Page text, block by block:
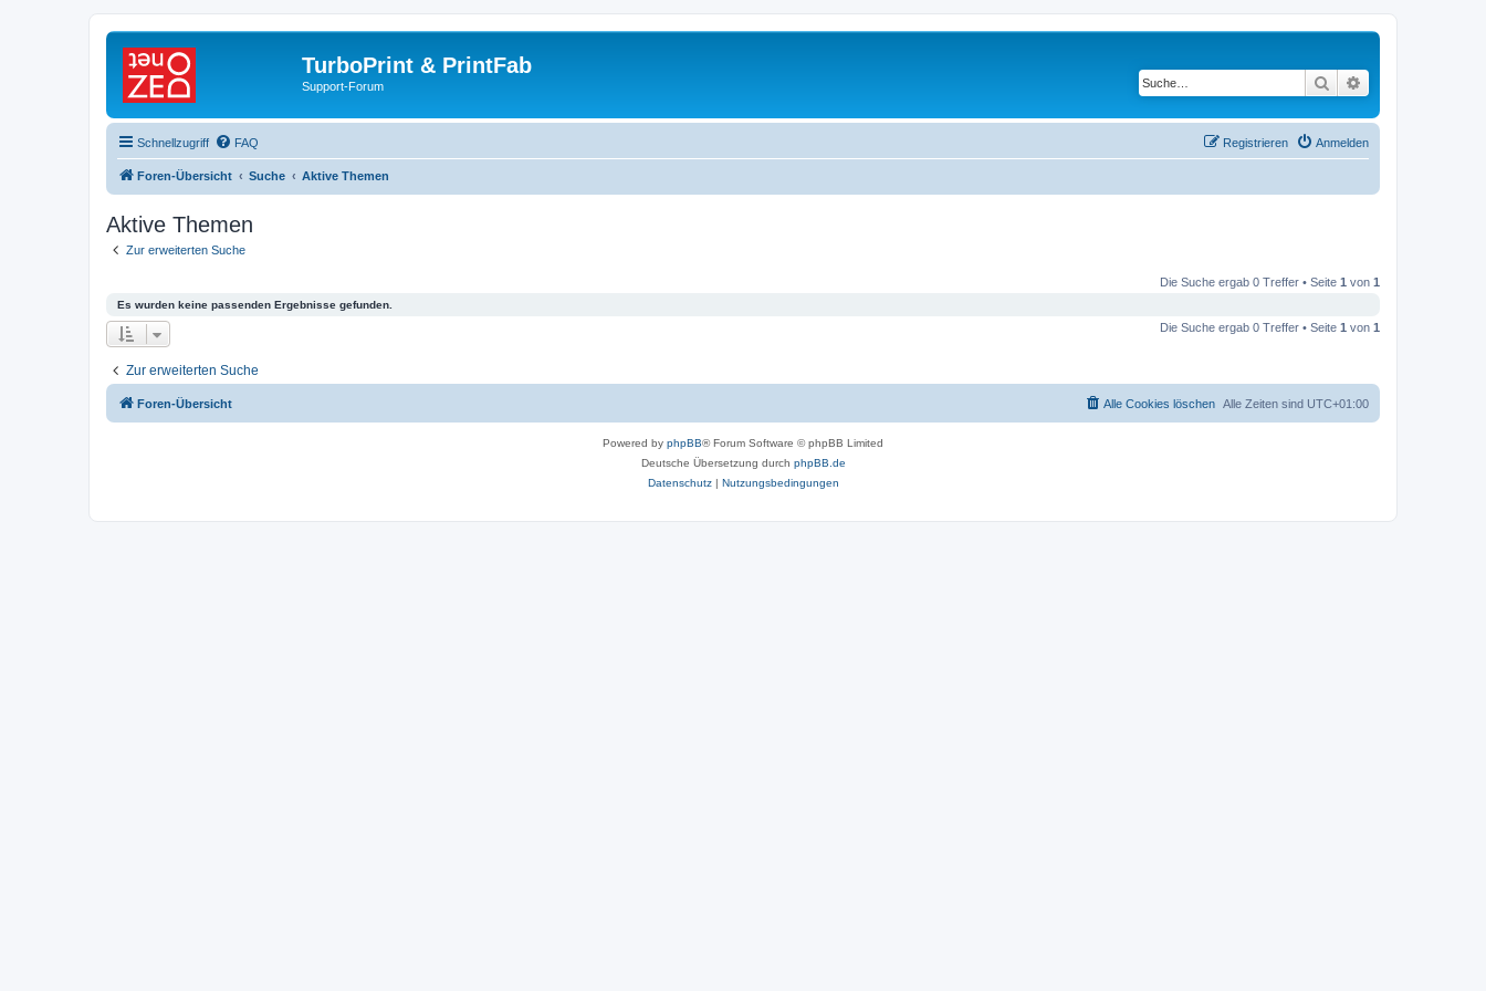
TurboPrint & PrintFab
Support-Forum Suche
Schnellzugriff FAQ Anmelden
Registrieren
Foren-Übersicht Suche Aktive Themen
Aktive Themen
Zur erweiterten Suche
Die Suche ergab 0 Treffer • Seite 1 von 1
Es wurden keine passenden Ergebnisse gefunden.
Die Suche ergab 0 Treffer • Seite 1 von 1
Zur erweiterten Suche
Foren-Übersicht Alle Zeiten sind UTC+01:00
Alle Cookies löschen
Powered by phpBB® Forum Software © phpBB Limited
Deutsche Übersetzung durch phpBB.de
Datenschutz| Nutzungsbedingungen